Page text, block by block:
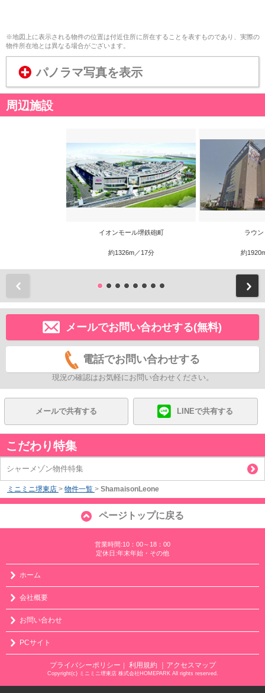
※地図上に表示される物件の位置は付近住所に所在することを表すものであり、実際の
物件所在地とは異なる場合がございます。
パノラマ写真を表示
周辺施設
イオンモール堺鉄砲町
約1326m／17分
ラウ
約
メールでお問い合わせする(無料)
電話でお問い合わせする
現況の確認はお気軽にお問い合わせください。
メールで共有する LINEで共有する
こだわり特集
シャーメゾン物件特集
ミニミニ堺東店 > 物件一覧 > ShamaisonLeone
ページトップに戻る
営業時間:10：00～18：00
定休日:年末年始・その他
ホーム
会社概要
お問い合わせ
PCサイト
プライバシーポリシー 利用規約 ｜アクセスマップ
Copyright(c) ミニミニ堺東店 株式会社HOMEPARK All rights reserved.